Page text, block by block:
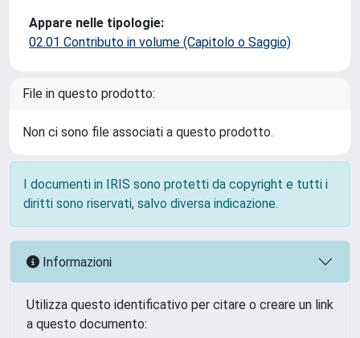
Appare nelle tipologie:
02.01 Contributo in volume (Capitolo o Saggio)
File in questo prodotto:
Non ci sono file associati a questo prodotto.
I documenti in IRIS sono protetti da copyright e tutti i
diritti sono riservati, salvo diversa indicazione.
Informazioni
Utilizza questo identificativo per citare o creare un link
a questo documento: